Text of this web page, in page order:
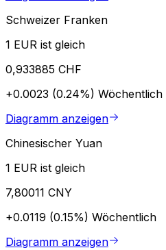
Schweizer Franken
1 EUR ist gleich
0,933885 CHF
+0.0023 (0.24%) Wöchentlich
Diagramm anzeigen
Chinesischer Yuan
1 EUR ist gleich
7,80011 CNY
+0.0119 (0.15%) Wöchentlich
Diagramm anzeigen